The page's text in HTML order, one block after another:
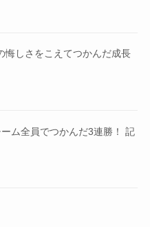
悔しさをこえてつかんだ成長
ム全員でつかんだ3連勝！ 記